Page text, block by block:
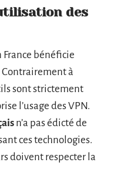
des
France bénéficie
Contrairement à
sont strictement
l’usage des VPN.
n’a pas édicté de
ces technologies.
doivent respecter la